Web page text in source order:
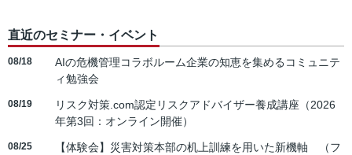
直近のセミナー・イベント
08/18
AIの危機管理コラボルーム企業の知恵を集めるコミュニテ
ィ勉強会
08/19
リスク対策.com認定リスクアドバイザー養成講座（2026
年第3回：オンライン開催）
08/25
【体験会】災害対策本部の机上訓練を用いた新機軸 （フ